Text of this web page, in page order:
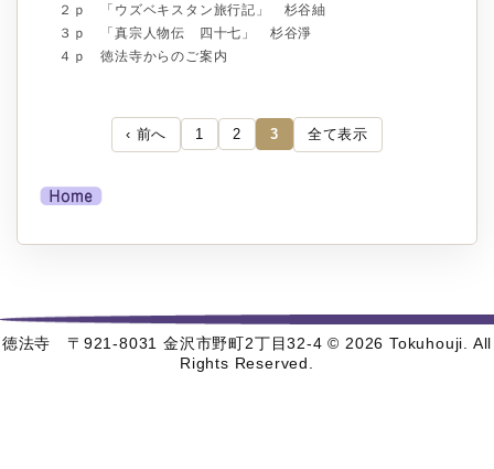
２ｐ 「ウズベキスタン旅行記」 杉谷紬
３ｐ 「真宗人物伝 四十七」 杉谷淨
４ｐ 徳法寺からのご案内
‹ 前へ 1 2 3 全て表示
徳法寺 〒921-8031 金沢市野町2丁目32-4 © 2026 Tokuhouji. All
Rights Reserved.